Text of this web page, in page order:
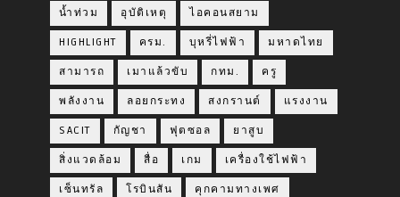
น้ำท่วม อุบัติเหตุ ไอคอนสยาม
HIGHLIGHT ครม. บุหรี่ไฟฟ้า มหาดไทย
สามารถ เมาแล้วขับ กทม. ครู
พลังงาน ลอยกระทง สงกรานต์ แรงงาน
SACIT กัญชา ฟุตซอล ยาสูบ
สิ่งแวดล้อม สื่อ เกม เครื่องใช้ไฟฟ้า
เซ็นทรัล โรบินสัน คุกคามทางเพศ